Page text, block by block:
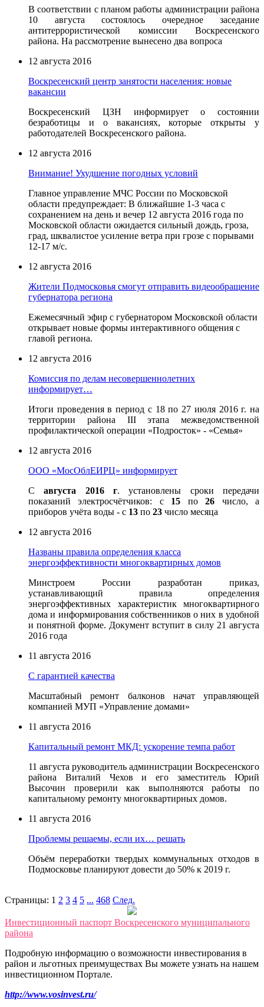
В соответствии с планом работы администрации района
10 августа состоялось очередное заседание
антитеррористической комиссии Воскресенского
района. На рассмотрение вынесено два вопроса
12 августа 2016
Воскресенский центр занятости населения: новые
вакансии
Воскресенский ЦЗН информирует о состоянии
безработицы и о вакансиях, которые открыты у
работодателей Воскресенского района.
12 августа 2016
Внимание! Ухудшение погодных условий
Главное управление МЧС России по Московской
области предупреждает: В ближайшие 1-3 часа с
сохранением на день и вечер 12 августа 2016 года по
Московской области ожидается сильный дождь, гроза,
град, шквалистое усиление ветра при грозе с порывами
12-17 м/с.
12 августа 2016
Жители Подмосковья смогут отправить видеообращение
губернатора региона
Ежемесячный эфир с губернатором Московской области
открывает новые формы интерактивного общения с
главой региона.
12 августа 2016
Комиссия по делам несовершеннолетних
информирует…
Итоги проведения в период с 18 по 27 июля 2016 г. на
территории района III этапа межведомственной
профилактической операции «Подросток» - «Семья»
12 августа 2016
ООО «МосОблЕИРЦ» информирует
Савгуста 2016 г. установлены сроки передачи
показаний электросчётчиков: с 15 по26 число, а
приборов учёта воды - с 13 по 23 число месяца
12 августа 2016
Названы правила определения класса
энергоэффективности многоквартирных домов
Минстроем России разработан приказ,
устанавливающий правила определения
энергоэффективных характеристик многоквартирного
дома и информирования собственников о них в удобной
и понятной форме. Документ вступит в силу 21 августа
2016 года
11 августа 2016
С гарантией качества
Масштабный ремонт балконов начат управляющей
компанией МУП «Управление домами»
11 августа 2016
Капитальный ремонт МКД: ускорение темпа работ
11 августа руководитель администрации Воскресенского
района Виталий Чехов и его заместитель Юрий
Высочин проверили как выполняются работы по
капитальному ремонту многоквартирных домов.
11 августа 2016
Проблемы решаемы, если их… решать
Объём переработки твердых коммунальных отходов в
Подмосковье планируют довести до 50% к 2019 г.
Страницы: 1 2 3 4 5 ... 468 След.
Инвестиционный паспорт Воскресенского муниципального
района
Подробную информацию о возможности инвестирования в
район и льготных преимуществах Вы можете узнать на нашем
инвестиционном Портале.
http://www.vosinvest.ru/